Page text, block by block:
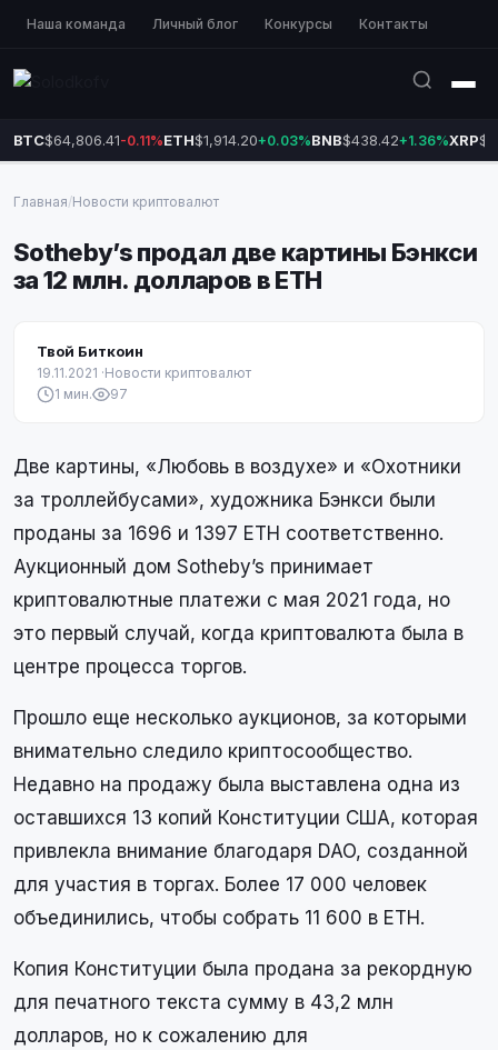
Наша команда Личный блог Конкурсы Контакты
BTC$64,806.41-0.11%ETH$1,914.20+0.03%BNB$438.42+1.36%XRP
Главная/Новости криптовалют
Sotheby’s продал две картины Бэнкси
за 12 млн. долларов в ETH
Твой Биткоин
19.11.2021 ·Новости криптовалют
1 мин.
97
Две картины, «Любовь в воздухе» и «Охотники
за троллейбусами», художника Бэнкси были
проданы за 1696 и 1397 ETH соответственно.
Аукционный дом Sotheby’s принимает
криптовалютные платежи с мая 2021 года, но
это первый случай, когда криптовалюта была в
центре процесса торгов.
Прошло еще несколько аукционов, за которыми
внимательно следило криптосообщество.
Недавно на продажу была выставлена одна из
оставшихся 13 копий Конституции США, которая
привлекла внимание благодаря DAO, созданной
для участия в торгах. Более 17 000 человек
объединились, чтобы собрать 11 600 в ETH.
Копия Конституции была продана за рекордную
для печатного текста сумму в 43,2 млн
долларов, но к сожалению для